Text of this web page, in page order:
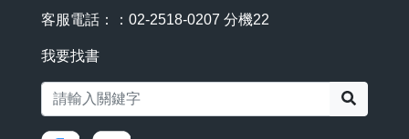
客服電話：：02-2518-0207 分機22
我要找書